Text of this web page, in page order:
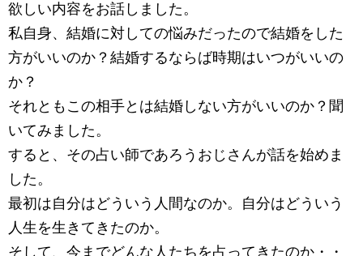
欲しい内容をお話しました。
私自身、結婚に対しての悩みだったので結婚をした
方がいいのか？結婚するならば時期はいつがいいの
か？
それともこの相手とは結婚しない方がいいのか？聞
いてみました。
すると、その占い師であろうおじさんが話を始めま
した。
最初は自分はどういう人間なのか。自分はどういう
人生を生きてきたのか。
そして、今までどんな人たちを占ってきたのか・・